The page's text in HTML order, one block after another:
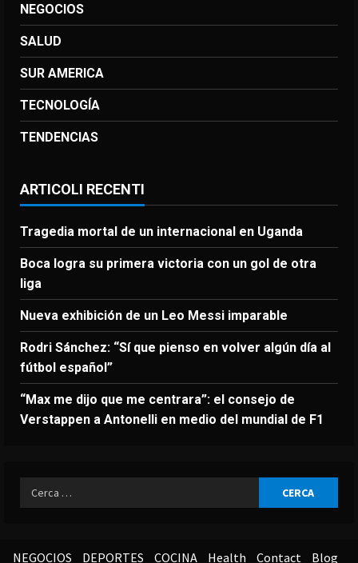
NEGOCIOS
SALUD
SUR AMERICA
TECNOLOGÍA
TENDENCIAS
ARTICOLI RECENTI
Tragedia mortal de un internacional en Uganda
Boca logra su primera victoria con un gol de otra
liga
Nueva exhibición de un Leo Messi imparable
Rodri Sánchez: “Sí que pienso en volver algún día al
fútbol español”
“Max me dijo que me centrara”: el consejo de
Verstappen a Antonelli en medio del mundial de F1
Ricerca
per:
NEGOCIOS DEPORTES COCINA Health Contact Blog